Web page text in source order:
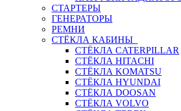
СТАРТЕРЫ
ГЕНЕРАТОРЫ
РЕМНИ
СТЁКЛА КАБИНЫ
СТЁКЛА CATERPILLAR
СТЁКЛА HITACHI
СТЁКЛА KOMATSU
СТЁКЛА HYUNDAI
СТЁКЛА DOOSAN
СТЁКЛА VOLVO